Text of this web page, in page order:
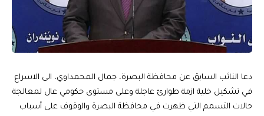
دعا النائب السابق عن محافظة البصرة، جمال المحمداوي، الى الاسراع
في تشكيل خلية ازمة طوارئ عاجلة وعلى مستوى حكومي عال لمعالجة
حالات التسمم التي ظهرت في محافظة البصرة والوقوف على أسباب